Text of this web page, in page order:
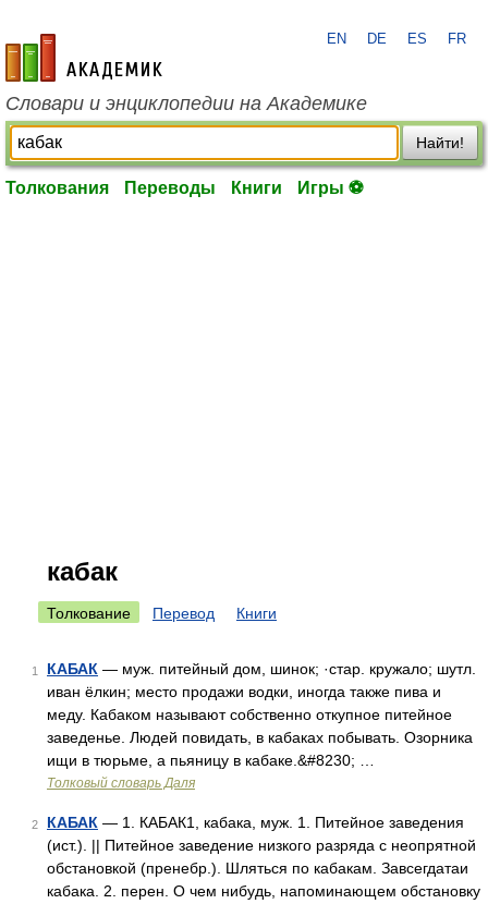
academic.ru
EN DE ES FR
Словари и энциклопедии на Академике
Найти!
Толкования Переводы Книги Игры ⚽
кабак
Толкование Перевод Книги
1 КАБАК — муж. питейный дом, шинок; ·стар. кружало; шутл.
иван ёлкин; место продажи водки, иногда также пива и
меду. Кабаком называют собственно откупное питейное
заведенье. Людей повидать, в кабаках побывать. Озорника
ищи в тюрьме, а пьяницу в кабаке.&#8230; …
Толковый словарь Даля
2 КАБАК — 1. КАБАК1, кабака, муж. 1. Питейное заведения
(ист.). || Питейное заведение низкого разряда с неопрятной
обстановкой (пренебр.). Шляться по кабакам. Завсегдатаи
кабака. 2. перен. О чем нибудь, напоминающем обстановку